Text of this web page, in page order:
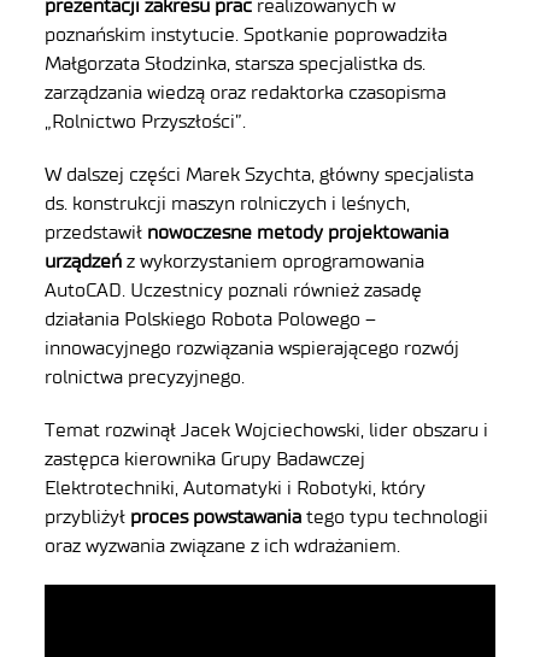
prezentacji zakresu prac realizowanych w
poznańskim instytucie. Spotkanie poprowadziła
Małgorzata Słodzinka, starsza specjalistka ds.
zarządzania wiedzą oraz redaktorka czasopisma
„Rolnictwo Przyszłości”.
W dalszej części Marek Szychta, główny specjalista
ds. konstrukcji maszyn rolniczych i leśnych,
przedstawił nowoczesne metody projektowania
urządzeń z wykorzystaniem oprogramowania
AutoCAD. Uczestnicy poznali również zasadę
działania Polskiego Robota Polowego –
innowacyjnego rozwiązania wspierającego rozwój
rolnictwa precyzyjnego.
Temat rozwinął Jacek Wojciechowski, lider obszaru i
zastępca kierownika Grupy Badawczej
Elektrotechniki, Automatyki i Robotyki, który
przybliżył proces powstawania tego typu technologii
oraz wyzwania związane z ich wdrażaniem.